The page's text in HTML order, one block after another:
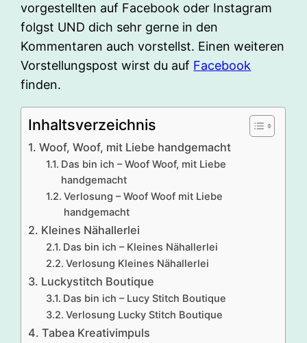
vorgestellten auf Facebook oder Instagram
folgst UND dich sehr gerne in den
Kommentaren auch vorstellst. Einen weiteren
Vorstellungspost wirst du auf Facebook
finden.
Inhaltsverzeichnis
Woof, Woof, mit Liebe handgemacht
Das bin ich – Woof Woof, mit Liebe
handgemacht
Verlosung – Woof Woof mit Liebe
handgemacht
Kleines Nähallerlei
Das bin ich – Kleines Nähallerlei
Verlosung Kleines Nähallerlei
Luckystitch Boutique
Das bin ich – Lucy Stitch Boutique
Verlosung Lucky Stitch Boutique
Tabea Kreativimpuls